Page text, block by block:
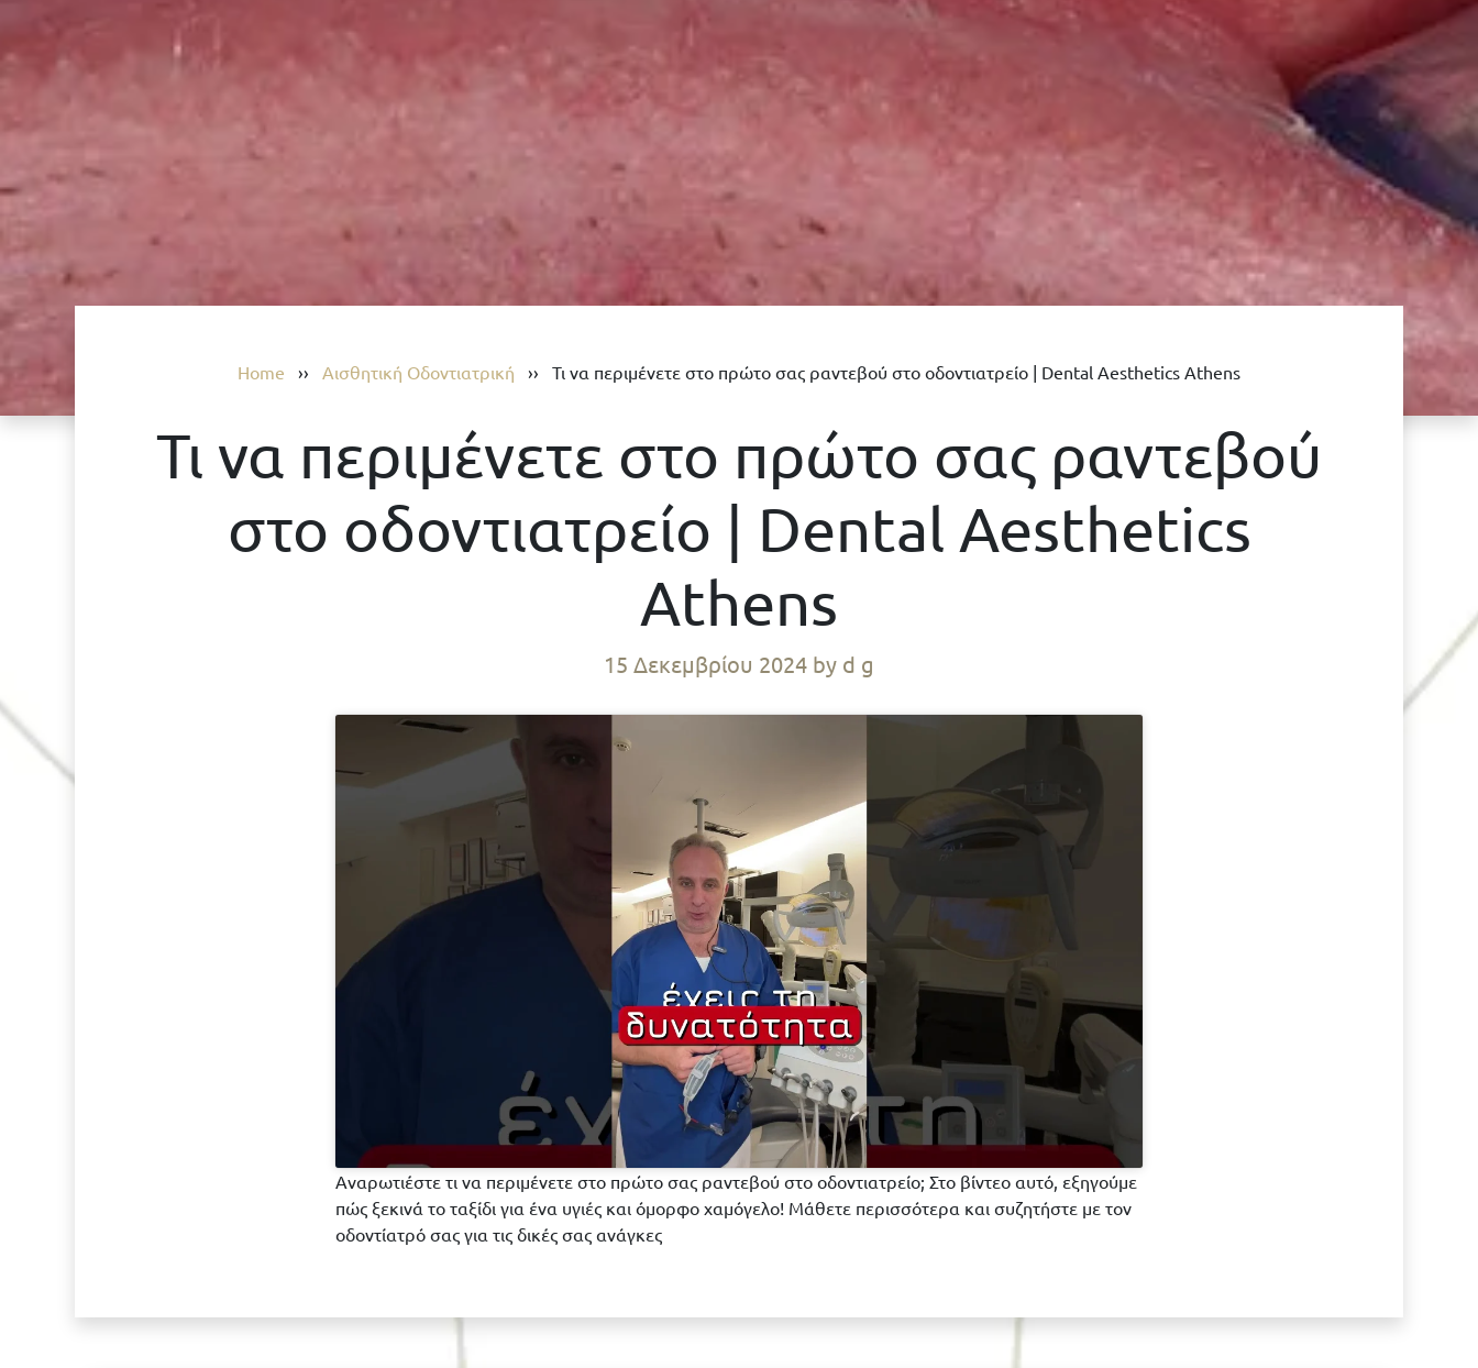
Home ›› Αισθητική Οδοντιατρική ›› Τι να περιμένετε στο πρώτο σας ραντεβού στο οδοντιατρείο | Dental Aesthetics Athens
Τι να περιμένετε στο πρώτο σας ραντεβού
στο οδοντιατρείο | Dental Aesthetics
Athens
15 Δεκεμβρίου 2024 by d g
Αναρωτιέστε τι να περιμένετε στο πρώτο σας ραντεβού στο οδοντιατρείο; Στο βίντεο αυτό, εξηγούμε
πώς ξεκινά το ταξίδι για ένα υγιές και όμορφο χαμόγελο! Μάθετε περισσότερα και συζητήστε με τον
οδοντίατρό σας για τις δικές σας ανάγκες